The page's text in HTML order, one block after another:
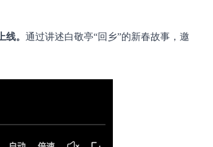
。 通过讲述白敬亭“回乡”的新春故事，邀